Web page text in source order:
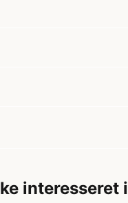
interesseret i